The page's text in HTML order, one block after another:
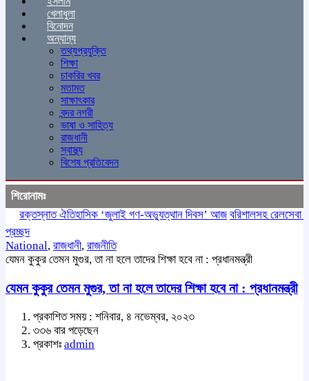
খেলাধুলা
বিনোদন
অন্যান্য
তথ্যপ্রযুক্তি
শিক্ষা
চাকরির খবর
মতামত
সাক্ষাৎকার
বন্দর নগরী
ভাষা ও সাহিত্য
রাজধানী
স্বাস্থ্য
বিশেষ প্রতিবেদন
শিরোনামঃ
ঐতিহাসিক ‌‘জুলাই গণ-অভ্যুত্থান দিবস’ আজ বরিশালসহ রেলসেবা
প্রচ্ছদ
National, রাজধানী, রাজনীতি
যেমন কুকুর তেমন মুগুর, তা না হলে তাদের শিক্ষা হবে না : প্রধানমন্ত্রী
যেমন কুকুর তেমন মুগুর, তা না হলে তাদের শিক্ষা হবে না : প্রধানমন্ত্রী
প্রকাশিত সময় : শনিবার, ৪ নভেম্বর, ২০২৩
৩৩৬ বার পড়েছেন
প্রকাশঃ admin